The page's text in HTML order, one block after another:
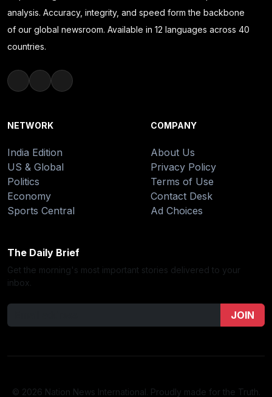
analysis. Accuracy, integrity, and speed form the backbone
of our global newsroom. Available in 12 languages across 40
countries.
NETWORK
India Edition
US & Global
Politics
Economy
Sports Central
COMPANY
About Us
Privacy Policy
Terms of Use
Contact Desk
Ad Choices
The Daily Brief
Get the morning's most important stories delivered to your
inbox.
JOIN
© 2026 Nation News International. Proudly made for the Truth.